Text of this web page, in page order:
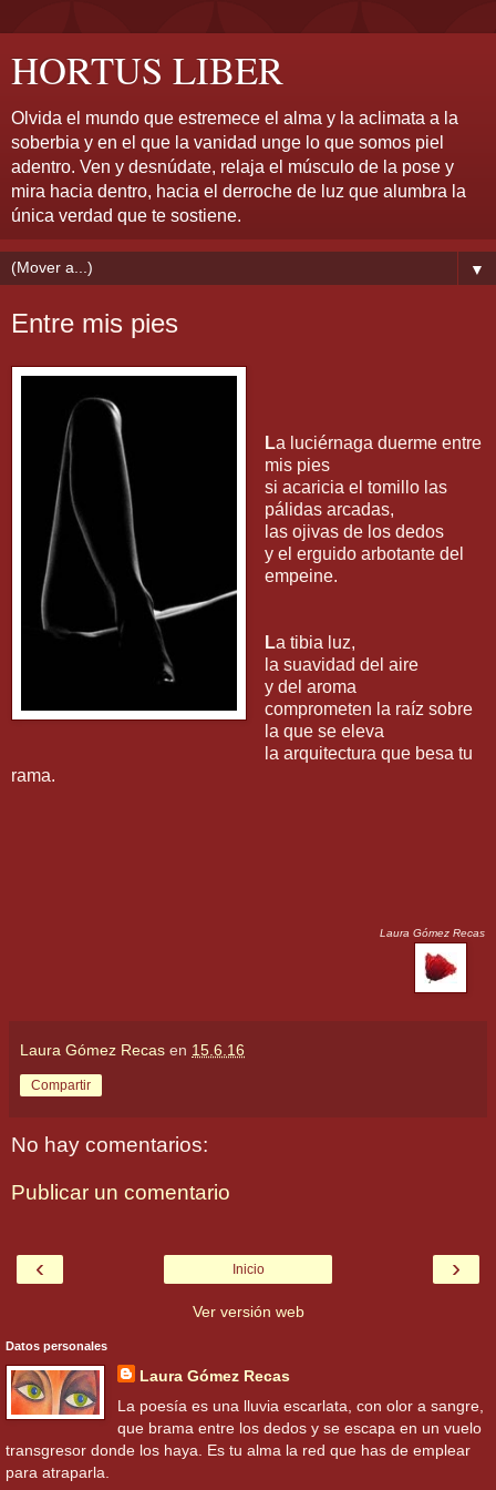
HORTUS LIBER
Olvida el mundo que estremece el alma y la aclimata a la
soberbia y en el que la vanidad unge lo que somos piel
adentro. Ven y desnúdate, relaja el músculo de la pose y
mira hacia dentro, hacia el derroche de luz que alumbra la
única verdad que te sostiene.
▼
Entre mis pies
La luciérnaga duerme entre
mis pies
si acaricia el tomillo las
pálidas arcadas,
las ojivas de los dedos
y el erguido arbotante del
empeine.
La tibia luz,
la suavidad del aire
y del aroma
comprometen la raíz sobre
la que se eleva
la arquitectura que besa tu
rama.
Laura Gómez Recas
Laura Gómez Recas en 15.6.16
Compartir
No hay comentarios:
Publicar un comentario
‹ ›
Inicio
Ver versión web
Datos personales
Laura Gómez Recas
La poesía es una lluvia escarlata, con olor a sangre,
que brama entre los dedos y se escapa en un vuelo
transgresor donde los haya. Es tu alma la red que has de emplear
para atraparla.